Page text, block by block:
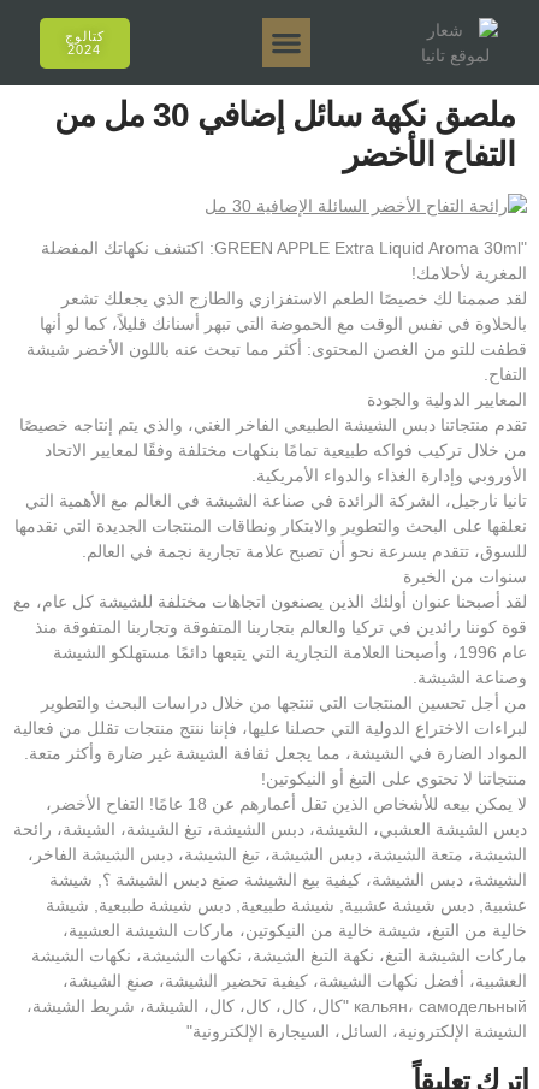
كتالوج
2024
ملصق نكهة سائل إضافي 30 مل من
التفاح الأخضر
"GREEN APPLE Extra Liquid Aroma 30ml: اكتشف نكهاتك المفضلة
المغرية لأحلامك!
لقد صممنا لك خصيصًا الطعم الاستفزازي والطازج الذي يجعلك تشعر
بالحلاوة في نفس الوقت مع الحموضة التي تبهر أسنانك قليلاً، كما لو أنها
قطفت للتو من الغصن المحتوى: أكثر مما تبحث عنه باللون الأخضر شيشة
التفاح.
المعايير الدولية والجودة
تقدم منتجاتنا دبس الشيشة الطبيعي الفاخر الغني، والذي يتم إنتاجه خصيصًا
من خلال تركيب فواكه طبيعية تمامًا بنكهات مختلفة وفقًا لمعايير الاتحاد
الأوروبي وإدارة الغذاء والدواء الأمريكية.
تانيا نارجيل، الشركة الرائدة في صناعة الشيشة في العالم مع الأهمية التي
نعلقها على البحث والتطوير والابتكار ونطاقات المنتجات الجديدة التي نقدمها
للسوق، تتقدم بسرعة نحو أن تصبح علامة تجارية نجمة في العالم.
سنوات من الخبرة
لقد أصبحنا عنوان أولئك الذين يصنعون اتجاهات مختلفة للشيشة كل عام، مع
قوة كوننا رائدين في تركيا والعالم بتجاربنا المتفوقة وتجاربنا المتفوقة منذ
عام 1996، وأصبحنا العلامة التجارية التي يتبعها دائمًا مستهلكو الشيشة
وصناعة الشيشة.
من أجل تحسين المنتجات التي ننتجها من خلال دراسات البحث والتطوير
لبراءات الاختراع الدولية التي حصلنا عليها، فإننا ننتج منتجات تقلل من فعالية
المواد الضارة في الشيشة، مما يجعل ثقافة الشيشة غير ضارة وأكثر متعة.
منتجاتنا لا تحتوي على التبغ أو النيكوتين!
لا يمكن بيعه للأشخاص الذين تقل أعمارهم عن 18 عامًا! التفاح الأخضر،
دبس الشيشة العشبي، الشيشة، دبس الشيشة، تبغ الشيشة، الشيشة، رائحة
الشيشة، متعة الشيشة، دبس الشيشة، تبغ الشيشة، دبس الشيشة الفاخر،
الشيشة، دبس الشيشة، كيفية بيع الشيشة صنع دبس الشيشة ؟, شيشة
عشبية, دبس شيشة عشبية, شيشة طبيعية, دبس شيشة طبيعية, شيشة
خالية من التبغ، شيشة خالية من النيكوتين، ماركات الشيشة العشبية،
ماركات الشيشة التبغ، نكهة التبغ الشيشة، نكهات الشيشة، نكهات الشيشة
العشبية، أفضل نكهات الشيشة، كيفية تحضير الشيشة، صنع الشيشة،
кальян، самодельный "كال، كال، كال، كال، الشيشة، شريط الشيشة،
الشيشة الإلكترونية، السائل، السيجارة الإلكترونية"
اترك تعليقاً